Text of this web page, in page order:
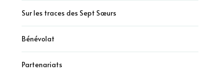
Sur les traces des Sept Sœurs
Bénévolat
Partenariats